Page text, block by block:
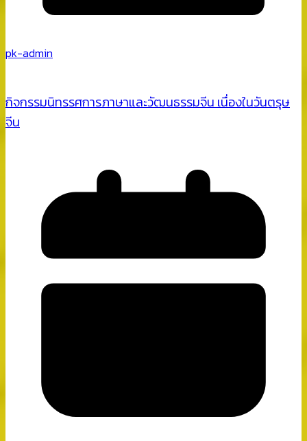
pk-admin
กิจกรรมนิทรรศการภาษาและวัฒนธรรมจีน เนื่องในวันตรุษ
จีน